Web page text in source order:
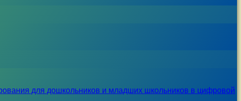
для дошкольников и младших школьников в цифровой